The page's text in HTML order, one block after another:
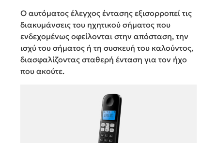
Ο αυτόματος έλεγχος έντασης εξισορροπεί τις
διακυμάνσεις του ηχητικού σήματος που
ενδεχομένως οφείλονται στην απόσταση, την
ισχύ του σήματος ή τη συσκευή του καλούντος,
διασφαλίζοντας σταθερή ένταση για τον ήχο
που ακούτε.